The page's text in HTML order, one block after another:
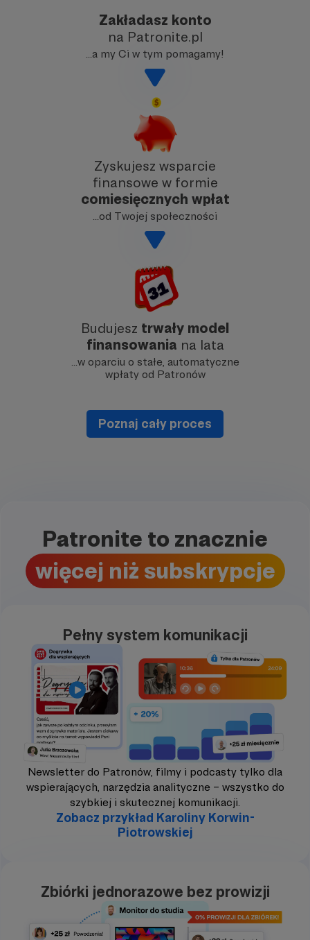
Zakładasz konto
na Patronite.pl
…a my Ci w tym pomagamy!
Zyskujesz wsparcie
finansowe w formie
comiesięcznych wpłat
…od Twojej społeczności
Budujesz trwały model
finansowania na lata
…w oparciu o stałe, automatyczne
wpłaty od Patronów
Poznaj cały proces
Patronite to znacznie
więcej niż subskrypcje
Pełny system komunikacji
Newsletter do Patronów, filmy i podcasty tylko dla
wspierających, narzędzia analityczne – wszystko do
szybkiej i skutecznej komunikacji.
Zobacz przykład Karoliny Korwin-
Piotrowskiej
Zbiórki jednorazowe bez prowizji